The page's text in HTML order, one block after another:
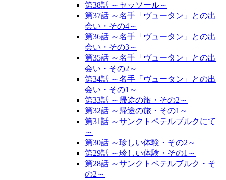
第38話 ～セッソール～
第37話 ～名手「ヴュータン」との出
会い・その4～
第36話 ～名手「ヴュータン」との出
会い・その3～
第35話 ～名手「ヴュータン」との出
会い・その2～
第34話 ～名手「ヴュータン」との出
会い・その1～
第33話 ～帰途の旅・その2～
第32話 ～帰途の旅・その1～
第31話 ～サンクトペテルブルクにて
～
第30話 ～珍しい体験・その2～
第29話 ～珍しい体験・その1～
第28話 ～サンクトペテルブルク・そ
の2～